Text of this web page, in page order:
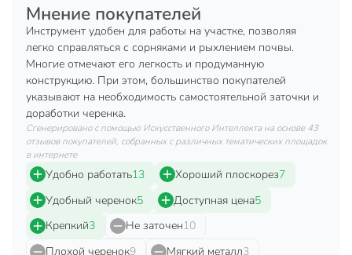
Размер: малый.
Дополнительная информация:
Размер рабочей части: 11 см.
Техническая информация
Страна производства
Россия
С черенком
с черенком
Цвет
черный
Модель
Мнение покупателей
Инструмент удобен для работы на участке, позволяя
легко справляться с сорняками и рыхлением почвы.
Многие отмечают его легкость и продуманную
конструкцию. При этом, большинство покупателей
указывают на необходимость самостоятельной заточки и
доработки черенка.
Сгенерировано с помощью Искусственного Интеллекта на основе 43
отзывов покупателей, собранных с различных тематических площадок
в интернете
Удобно работать13 Хороший плоскорез7
Удобный черенок5 Доступная цена5
Крепкий3 Не заточен10
Плохой черенок9 Мягкий металл3